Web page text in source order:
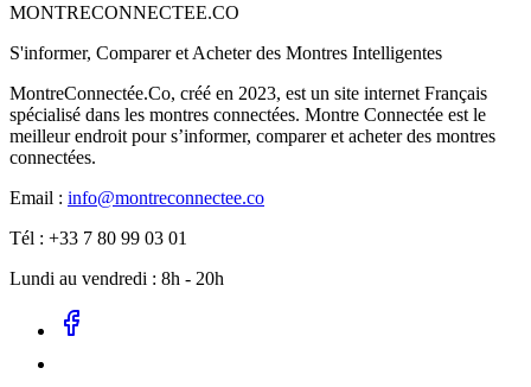
MONTRECONNECTEE.CO
S'informer, Comparer et Acheter des Montres Intelligentes
MontreConnectée.Co, créé en 2023, est un site internet Français
spécialisé dans les montres connectées. Montre Connectée est le
meilleur endroit pour s’informer, comparer et acheter des montres
connectées.
Email : info@montreconnectee.co
Tél : +33 7 80 99 03 01
Lundi au vendredi : 8h - 20h